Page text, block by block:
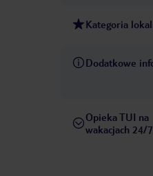
Kategoria
Dodatkowe
Opieka TUI na
wakacjach 24/7